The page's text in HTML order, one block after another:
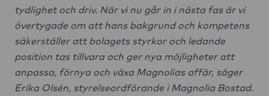
tydlighet och driv. När vi nu går in i nästa fas är vi
övertygade om att hans bakgrund och kompetens
säkerställer att bolagets styrkor och ledande
position tas tillvara och ger nya möjligheter att
anpassa, förnya och växa Magnolias affär, säger
Erika Olsén, styrelseordförande i Magnolia Bostad.